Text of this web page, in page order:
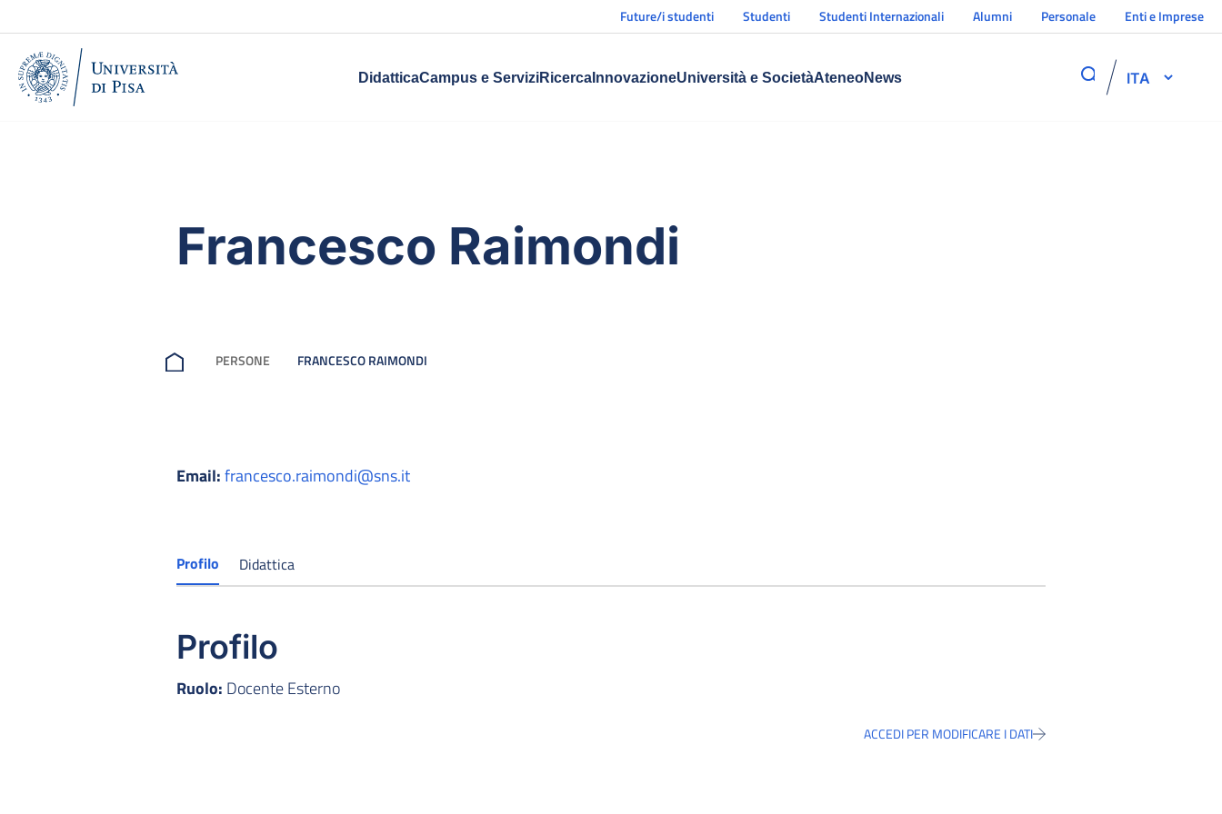
Future/i studenti Studenti Studenti Internazionali Alumni Personale Enti e Imprese
DidatticaCampus e ServiziRicercaInnovazioneUniversità e SocietàAteneoNews ITA
Francesco Raimondi
PERSONE FRANCESCO RAIMONDI
Email:francesco.raimondi@sns.it
Profilo Didattica
Profilo
Ruolo: Docente Esterno
ACCEDI PER MODIFICARE I DATI